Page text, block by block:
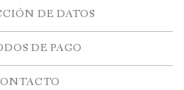
DE DATOS
DE PAGO